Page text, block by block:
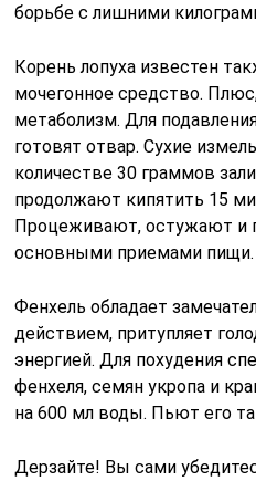
борьбе с лишними
Корень лопуха известен
мочегонное средство.
метаболизм. Для
готовят отвар. Сухие
количестве 30 граммов
продолжают кипятить 15
Процеживают, остужают и
основными приемами пищи.
Фенхель обладает
действием, притупляет
энергией. Для похудения
фенхеля, семян укропа и
на 600 мл воды. Пьют его
Дерзайте! Вы сами